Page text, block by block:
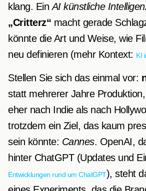
klang. EinAI künstliche
„Critterz“ macht gerade
könnte die Art und Weise, wie
neu definieren (mehr Kontext: KI
Stellen Sie sich das einmal vor:
statt mehrerer Jahre
eher nach Indie als nach
trotzdem ein Ziel, das kaum
sein könnte: Cannes. OpenAI,
hinter ChatGPT (Updates und
Entwicklungen rund um ChatGPT), steht